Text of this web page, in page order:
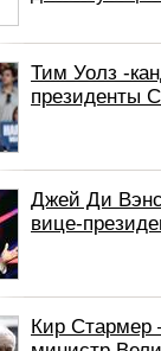
Тим Уолз -
президенты
Джей Ди
вице-
Кир Стармер